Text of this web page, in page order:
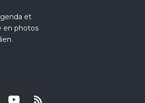
et
en photos